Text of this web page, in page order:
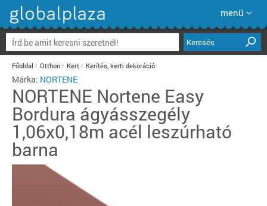
menü
Keresés
Főoldal Otthon Kert Kerítés, kerti dekoráció
Márka: NORTENE
NORTENE Nortene Easy
Bordura ágyásszegély
1,06x0,18m acél leszúrható
barna